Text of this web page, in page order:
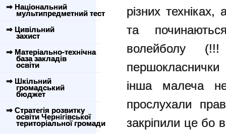
⇒ Національний
мультипредметний тест
⇒ Цивільний
захист
⇒ Матеріально-технічна
база закладів
освіти
⇒ Шкільний
громадський
бюджет
⇒ Стратегія розвитку
освіти Чернігівської
територіальної громади
різних
та
волейболу
інша малеча
прослухали
закріпили це бо